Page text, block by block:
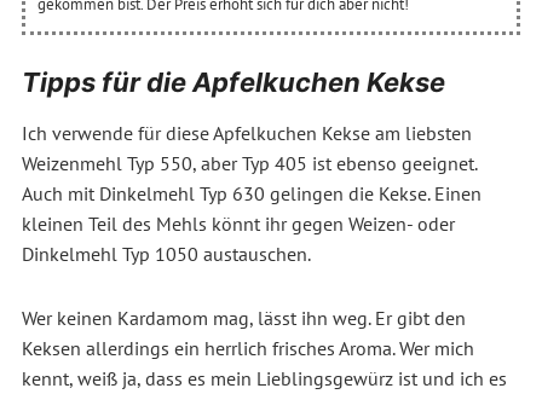
Tipps für die Apfelkuchen Kekse
Ich verwende für diese Apfelkuchen Kekse am liebsten
Weizenmehl Typ 550, aber Typ 405 ist ebenso geeignet.
Auch mit Dinkelmehl Typ 630 gelingen die Kekse. Einen
kleinen Teil des Mehls könnt ihr gegen Weizen- oder
Dinkelmehl Typ 1050 austauschen.
Wer keinen Kardamom mag, lässt ihn weg. Er gibt den
Keksen allerdings ein herrlich frisches Aroma. Wer mich
kennt, weiß ja, dass es mein Lieblingsgewürz ist und ich es